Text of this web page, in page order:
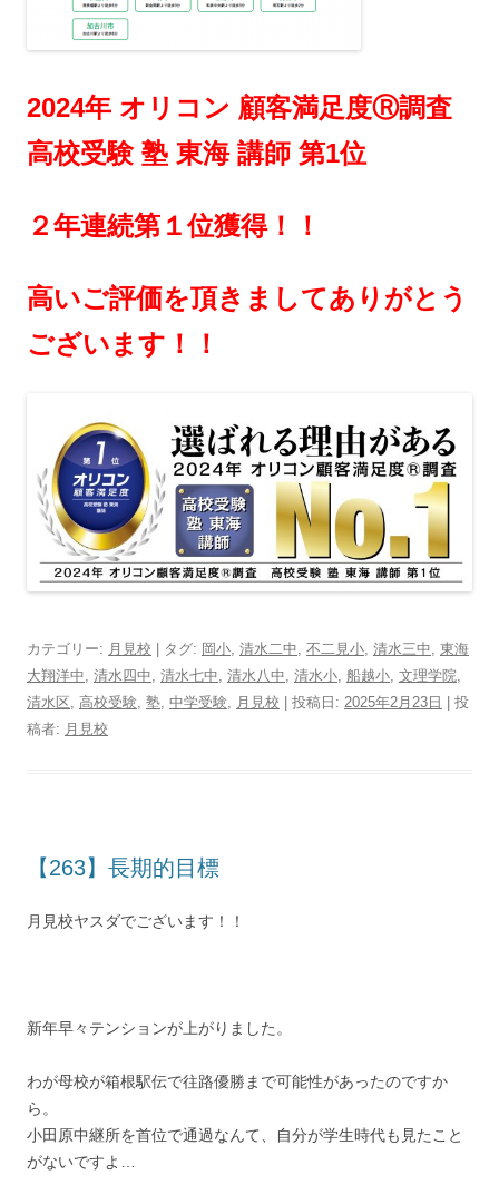
2024年 オリコン 顧客満足度Ⓡ調査
高校受験 塾 東海 講師 第1位
２年連続第１位獲得！！
高いご評価を頂きましてありがとう
ございます！！
カテゴリー: 月見校 | タグ: 岡小 清水二中 不二見小 清水三中 東海
大翔洋中 清水四中 清水七中 清水八中 清水小 船越小 文理学院
清水区 高校受験 塾 中学受験 月見校 | 投稿日: 2025年2月23日
投
稿者: 月見校
【263】長期的目標
月見校ヤスダでございます！！
新年早々テンションが上がりました。
わが母校が箱根駅伝で往路優勝まで可能性があったのですか
ら。
小田原中継所を首位で通過なんて、自分が学生時代も見たこと
がないですよ…